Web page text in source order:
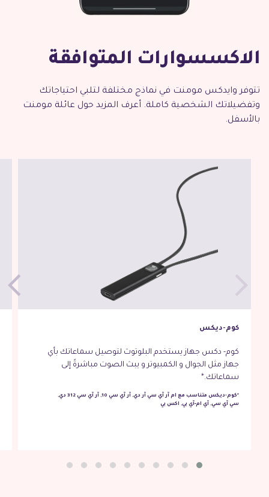
الاكسسوارات المتوافقة
تتوفر وايدكس مومنت في نماذج مختلفة لتلبي احتياجاتك
وتفضيلاتك الشخصية كاملة. أعرف المزيد حول عائلة مومنت
بالأسفل.
كوم-ديكس
كوم- دكس جهاز يستخدم البلوتوث لتوصيل سماعاتك بأي
جهاز مثل الجوال و الكمبيوتر و يبث الصوت مباشرةً إلى
سماعاتك.*
*كوم-ديكس متناسب مع ام آر آي سي آر دي, آر آي سي 10,
آر آي سي 312 دي,
سي آي سي, آي ام‑آي بي, اكس بي